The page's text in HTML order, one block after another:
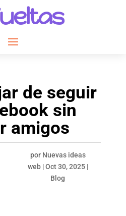
de seguir
sin
amigos
por Nuevas ideas
web|Oct 30, 2025|
Blog